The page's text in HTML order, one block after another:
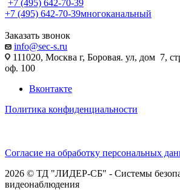
+7 (495) 642-70-39
+7 (495) 642-70-39многоканальный
Заказать звонок
info@sec-s.ru
111020, Москва г, Боровая. ул, дом 7,
оф. 100
Вконтакте
Политика конфиденциальности
Согласие на обработку персональных
2026 © ТД "ЛИДЕР-СБ" - Системы
видеонаблюдения